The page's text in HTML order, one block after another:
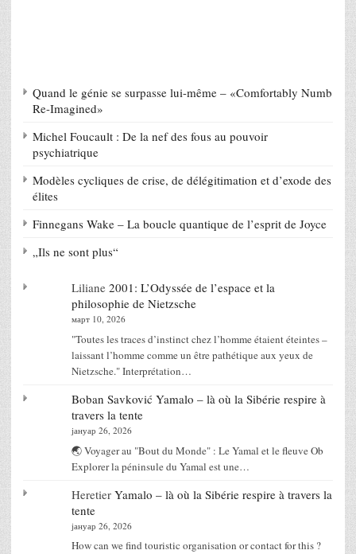
Quand le génie se surpasse lui-même – «Comfortably Numb
Re-Imagined»
Michel Foucault : De la nef des fous au pouvoir
psychiatrique
Modèles cycliques de crise, de délégitimation et d’exode des
élites
Finnegans Wake – La boucle quantique de l’esprit de Joyce
„Ils ne sont plus“
Liliane 2001: L’Odyssée de l’espace et la
philosophie de Nietzsche
март 10, 2026
"Toutes les traces d’instinct chez l’homme étaient éteintes –
laissant l’homme comme un être pathétique aux yeux de
Nietzsche." Interprétation…
Boban Savković Yamalo – là où la Sibérie respire à
travers la tente
јануар 26, 2026
🌏 Voyager au "Bout du Monde" : Le Yamal et le fleuve Ob
Explorer la péninsule du Yamal est une…
Heretier Yamalo – là où la Sibérie respire à travers la
tente
јануар 26, 2026
How can we find touristic organisation or contact for this ?